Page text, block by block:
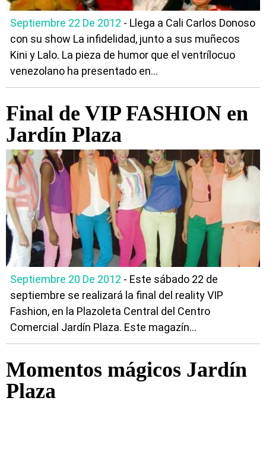
Septiembre 22 De 2012 - Llega a Cali Carlos Donoso
con su show La infidelidad, junto a sus muñecos
Kini y Lalo. La pieza de humor que el ventrílocuo
venezolano ha presentado en...
Final de VIP FASHION en
Jardín Plaza
Septiembre 20 De 2012 - Este sábado 22 de
septiembre se realizará la final del reality VIP
Fashion, en la Plazoleta Central del Centro
Comercial Jardín Plaza. Este magazín...
Momentos mágicos Jardín
Plaza